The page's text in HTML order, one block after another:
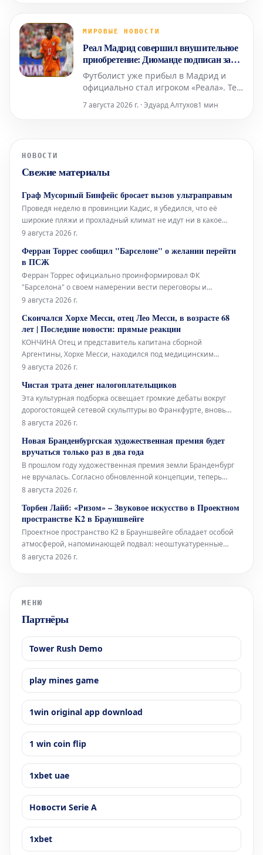
дегуманизируют их. Штурм границы
спецслужбах, степени лояльности сот
МИРОВЫЕ НОВОСТИ
Реал Мадрид совершил внушительное
приобретение: Диоманде подписан за
~130 миллионов евро до 2033 года
Футболист уже прибыл в Мадрид и
официально стал игроком «Реала». Тем
Винисиуса на продление контракта, а
7 августа 2026 г. · Эдуард Алтухов1 мин
НОВОСТИ
Свежие материалы
Граф Мусорный Бинфейс бросает вызов ультраправым
Проведя неделю в провинции Кадис, я убедился, что её
широкие пляжи и прохладный климат не идут ни в какое
сравнение со средиземноморским побережьем. Здесь, в
благодаря океанским бризам, смягчающим силу солнца, он
совершенно не нужен.
9 августа 2026 г.
Ферран Торрес сообщил "Барселоне" о желании перейти
в ПСЖ
Ферран Торрес официально проинформировал ФК
"Барселона" о своем намерении вести переговоры и
заключить соглашение с "ПСЖ". Валенсийский нападающий
забил победный гол в финале Чемпионата мира, и сообщил
об этом главному тренеру Ханси Флику
9 августа 2026 г.
Скончался Хорхе Месси, отец Лео Месси, в возрасте 68
лет | Последние новости: прямые реакции
КОНЧИНА Отец и представитель капитана сборной
Аргентины, Хорхе Месси, находился под медицинским
наблюдением в течение нескольких месяцев из-за своего
кончине в возрасте 68 лет, что потрясло весь футбольный
мир.
9 августа 2026 г.
Чистая трата денег налогоплательщиков
Эта культурная подборка освещает громкие дебаты вокруг
дорогостоящей сетевой скульптуры во Франкфурте, вновь
открывшуюся Галерею Аполлона в Лувре, культовое
Берлинского Фольксбюне, превращенного во временный
открытый бассейн. Дебаты во
8 августа 2026 г.
Новая Бранденбургская художественная премия будет
вручаться только раз в два года
В прошлом году художественная премия земли Бранденбург
не вручалась. Согласно обновленной концепции, теперь
премия будет присуждаться только раз в два года, и это не
утверждая новую структуру премии, намерено оказать
всестороннюю поддержку
8 августа 2026 г.
Торбен Лайб: «Ризом» – Звуковое искусство в Проектном
пространстве K2 в Брауншвейге
Проектное пространство K2 в Брауншвейге обладает особой
атмосферой, напоминающей подвал: неоштукатуренные
стены, высоко расположенные окна и видимые трубы, словно
8 августа 2026 г.
МЕНЮ
Партнёры
Tower Rush Demo
play mines game
1win original app download
1 win coin flip
1xbet uae
Новости Serie A
1xbet